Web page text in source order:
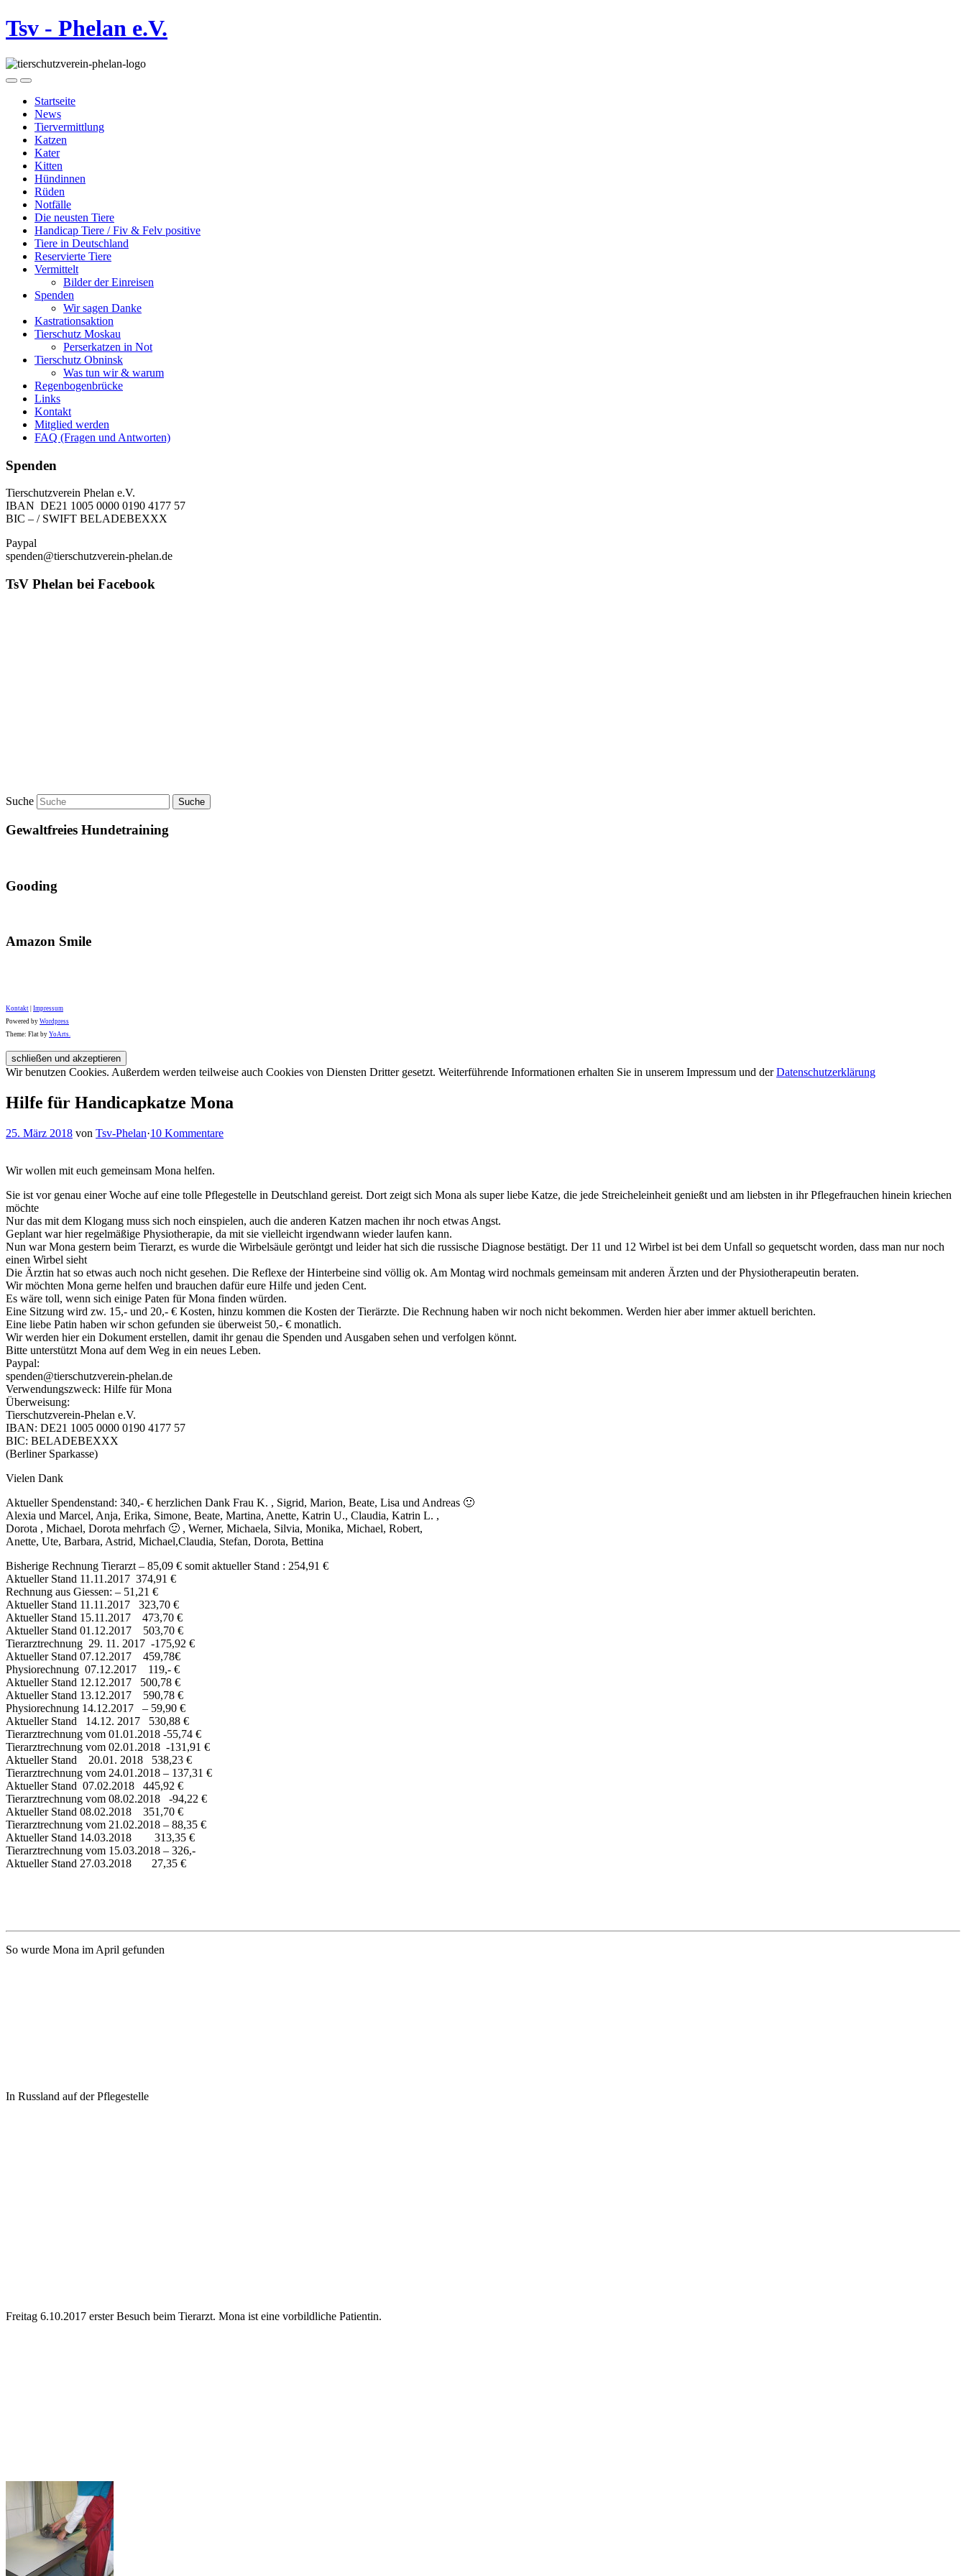
Tsv - Phelan e.V.
Startseite
News
Tiervermittlung
Katzen
Kater
Kitten
Hündinnen
Rüden
Notfälle
Die neusten Tiere
Handicap Tiere / Fiv & Felv positive
Tiere in Deutschland
Reservierte Tiere
Vermittelt
Bilder der Einreisen
Spenden
Wir sagen Danke
Kastrationsaktion
Tierschutz Moskau
Perserkatzen in Not
Tierschutz Obninsk
Was tun wir & warum
Regenbogenbrücke
Links
Kontakt
Mitglied werden
FAQ (Fragen und Antworten)
Spenden
Tierschutzverein Phelan e.V.
IBAN DE21 1005 0000 0190 4177 57
BIC – / SWIFT BELADEBEXXX
Paypal
spenden@tierschutzverein-phelan.de
TsV Phelan bei Facebook
Suche
Gewaltfreies Hundetraining
Gooding
Amazon Smile
Kontakt Impressum
Powered by Wordpress
Theme: Flat by YoArts.
Wir benutzen Cookies. Außerdem werden teilweise auch Cookies von Diensten Dritter gesetzt. Weiterführende Informationen erhalten Sie in unserem Impressum und derDatenschutzerklärung
Hilfe für Handicapkatze Mona
25. März 2018 von Tsv-Phelan·10 Kommentare
Wir wollen mit euch gemeinsam Mona helfen.
Sie ist vor genau einer Woche auf eine tolle Pflegestelle in Deutschland gereist. Dort zeigt sich Mona als super liebe Katze, die jede Streicheleinheit genießt und am liebsten in ihr Pflegefrauchen hinein kriechen
möchte
Nur das mit dem Klogang muss sich noch einspielen, auch die anderen Katzen machen ihr noch etwas Angst.
Geplant war hier regelmäßige Physiotherapie, da mit sie vielleicht irgendwann wieder laufen kann.
Nun war Mona gestern beim Tierarzt, es wurde die Wirbelsäule geröntgt und leider hat sich die russische Diagnose bestätigt. Der 11 und 12 Wirbel ist bei dem Unfall so gequetscht worden, dass man nur noch
einen Wirbel sieht
Die Ärztin hat so etwas auch noch nicht gesehen. Die Reflexe der Hinterbeine sind völlig ok. Am Montag wird nochmals gemeinsam mit anderen Ärzten und der Physiotherapeutin beraten.
Wir möchten Mona gerne helfen und brauchen dafür eure Hilfe und jeden Cent.
Es wäre toll, wenn sich einige Paten für Mona finden würden.
Eine Sitzung wird zw. 15,- und 20,- € Kosten, hinzu kommen die Kosten der Tierärzte. Die Rechnung haben wir noch nicht bekommen. Werden hier aber immer aktuell berichten.
Eine liebe Patin haben wir schon gefunden sie überweist 50,- € monatlich.
Wir werden hier ein Dokument erstellen, damit ihr genau die Spenden und Ausgaben sehen und verfolgen könnt.
Bitte unterstützt Mona auf dem Weg in ein neues Leben.
Paypal:
spenden@tierschutzverein-phelan.de
Verwendungszweck: Hilfe für Mona
Überweisung:
Tierschutzverein­-Phelan e.V.
IBAN: DE21 1005 0000 0190 4177 57
BIC: BELADEBEXXX
(Berliner Sparkasse)
Vielen Dank
Aktueller Spendenstand: 340,- € herzlichen Dank Frau K. , Sigrid, Marion, Beate, Lisa und Andreas 🙂
Alexia und Marcel, Anja, Erika, Simone, Beate, Martina, Anette, Katrin U., Claudia, Katrin L. ,
Dorota , Michael, Dorota mehrfach 🙂 , Werner, Michaela, Silvia, Monika, Michael, Robert,
Anette, Ute, Barbara, Astrid, Michael,Claudia, Stefan, Dorota, Bettina
Bisherige Rechnung Tierarzt – 85,09 € somit aktueller Stand : 254,91 €
Aktueller Stand 11.11.2017 374,91 €
Rechnung aus Giessen: – 51,21 €
Aktueller Stand 11.11.2017 323,70 €
Aktueller Stand 15.11.2017 473,70 €
Aktueller Stand 01.12.2017 503,70 €
Tierarztrechnung 29. 11. 2017 -175,92 €
Aktueller Stand 07.12.2017 459,78€
Physiorechnung 07.12.2017 119,- €
Aktueller Stand 12.12.2017 500,78 €
Aktueller Stand 13.12.2017 590,78 €
Physiorechnung 14.12.2017 – 59,90 €
Aktueller Stand 14.12. 2017 530,88 €
Tierarztrechnung vom 01.01.2018 -55,74 €
Tierarztrechnung vom 02.01.2018 -131,91 €
Aktueller Stand 20.01. 2018 538,23 €
Tierarztrechnung vom 24.01.2018 – 137,31 €
Aktueller Stand 07.02.2018 445,92 €
Tierarztrechnung vom 08.02.2018 -94,22 €
Aktueller Stand 08.02.2018 351,70 €
Tierarztrechnung vom 21.02.2018 – 88,35 €
Aktueller Stand 14.03.2018 313,35 €
Tierarztrechnung vom 15.03.2018 – 326,-
Aktueller Stand 27.03.2018 27,35 €
So wurde Mona im April gefunden
In Russland auf der Pflegestelle
Freitag 6.10.2017 erster Besuch beim Tierarzt. Mona ist eine vorbildliche Patientin.